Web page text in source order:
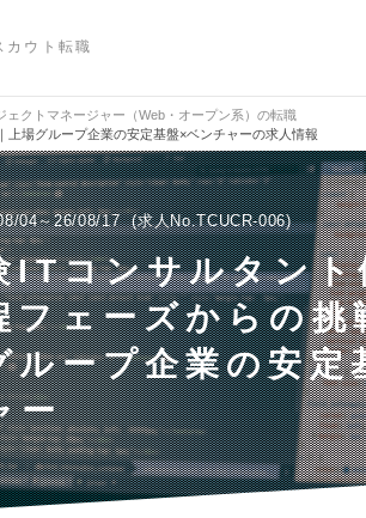
カウト転職
ェクトマネージャー（Web・オープン系）の転職
場グループ企業の安定基盤×ベンチャーの求人情報
04～26/08/17 求人No.TCUCR-006
ITコンサルタント
フェーズからの挑
ループ企業の安定
ー